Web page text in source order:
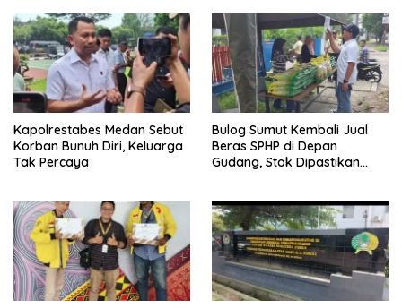
Kapolrestabes Medan Sebut
Korban Bunuh Diri, Keluarga
Tak Percaya
Bulog Sumut Kembali Jual
Beras SPHP di Depan
Gudang, Stok Dipastikan